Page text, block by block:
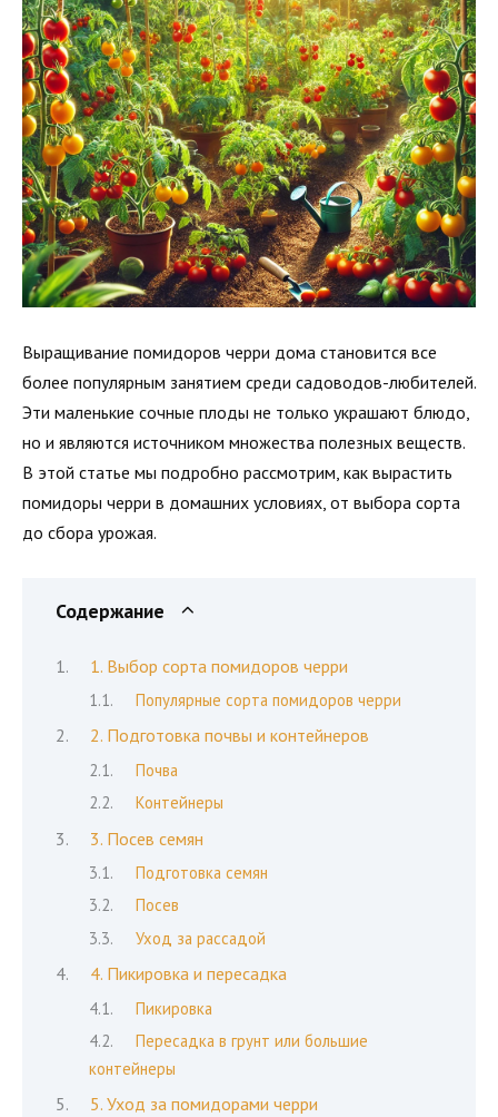
Выращивание помидоров черри дома становится все
более популярным занятием среди садоводов-любителей.
Эти маленькие сочные плоды не только украшают блюдо,
но и являются источником множества полезных веществ.
В этой статье мы подробно рассмотрим, как вырастить
помидоры черри в домашних условиях, от выбора сорта
до сбора урожая.
Содержание
1. Выбор сорта помидоров черри
Популярные сорта помидоров черри
2. Подготовка почвы и контейнеров
Почва
Контейнеры
3. Посев семян
Подготовка семян
Посев
Уход за рассадой
4. Пикировка и пересадка
Пикировка
Пересадка в грунт или большие
контейнеры
5. Уход за помидорами черри